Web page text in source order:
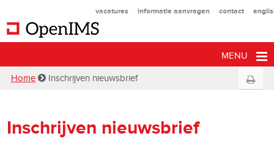
vacatures informatie aanvragen contact
MENU
Home Inschrijven nieuwsbrief
Inschrijven nieuwsbrief